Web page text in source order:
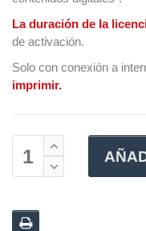
La duración de la
de activación.
Solo con conexión a
imprimir.